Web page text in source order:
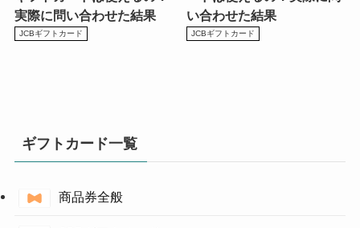
実際に問い合わせた結果
JCBギフトカード
い合わせた結果
JCBギフトカード
ギフトカード一覧
商品券全般